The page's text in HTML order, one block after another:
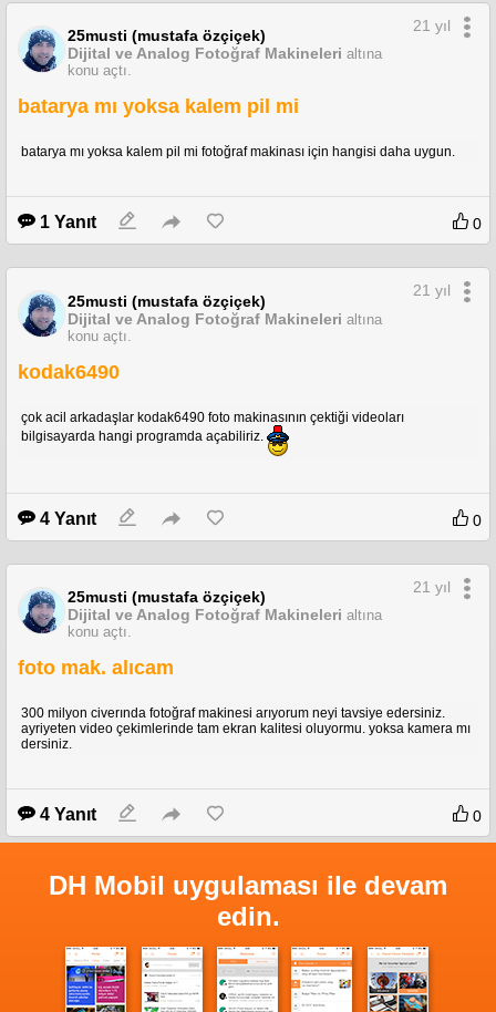
25musti (mustafa özçiçek)
Dijital ve Analog Fotoğraf Makineleri altına
konu açtı.
21 yıl
batarya mı yoksa kalem pil mi
batarya mı yoksa kalem pil mi fotoğraf makinası için hangisi daha uygun.
1 Yanıt 0
25musti (mustafa özçiçek)
Dijital ve Analog Fotoğraf Makineleri altına
konu açtı.
21 yıl
kodak6490
çok acil arkadaşlar kodak6490 foto makinasının çektiği videoları
bilgisayarda hangi programda açabiliriz.
4 Yanıt 0
25musti (mustafa özçiçek)
Dijital ve Analog Fotoğraf Makineleri altına
konu açtı.
21 yıl
foto mak. alıcam
300 milyon civerında fotoğraf makinesi arıyorum neyi tavsiye edersiniz.
ayriyeten video çekimlerinde tam ekran kalitesi oluyormu. yoksa kamera mı
dersiniz.
4 Yanıt 0
DH Mobil uygulaması ile devam
edin.